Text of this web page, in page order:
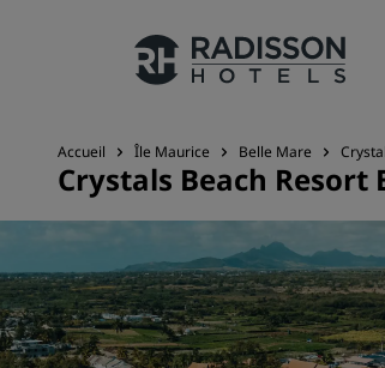
Nos enseignes
Marques Radisson Hotels
Accueil Île Maurice Belle Mare
Crystals Beach